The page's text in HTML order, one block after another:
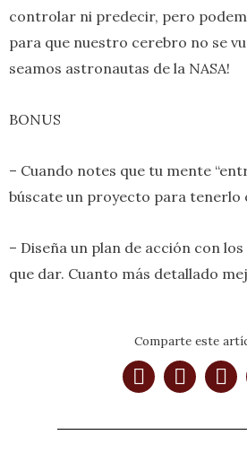
controlar ni predecir, pero
para que nuestro cerebro no se
seamos astronautas de la NASA!
BONUS
– Cuando notes que tu mente
búscate un proyecto para tenerlo
– Diseña un plan de acción con
que dar. Cuanto más detallado
Comparte este